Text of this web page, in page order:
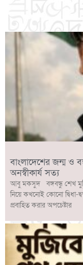
বাংলাদেশের জন্ম ও
অনস্বীকার্য সত্য
আবু মকসুদ বঙ্গবন্ধু শেখ
নিয়ে কখনোই কোনো দ্বিধা-
প্রবাহিত করার অপচেষ্টার